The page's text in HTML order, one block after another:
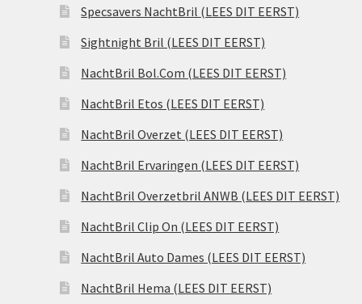
Specsavers NachtBril (LEES DIT EERST)
Sightnight Bril (LEES DIT EERST)
NachtBril Bol.Com (LEES DIT EERST)
NachtBril Etos (LEES DIT EERST)
NachtBril Overzet (LEES DIT EERST)
NachtBril Ervaringen (LEES DIT EERST)
NachtBril Overzetbril ANWB (LEES DIT EERST)
NachtBril Clip On (LEES DIT EERST)
NachtBril Auto Dames (LEES DIT EERST)
NachtBril Hema (LEES DIT EERST)